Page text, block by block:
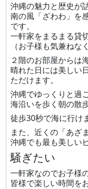
沖縄の魅力と歴史が
南の風「ざわわ」を
です。
一軒家をまるまる貸
（お子様も気兼ねな
２階のお部屋からは
晴れた日には美しい
ただけます。
沖縄でゆっくりと過
海沿いを歩く朝の散
徒歩30秒で海に行け
また、近くの「あざ
沖縄でも最も美しい
騒ぎたい
一軒家なのでお子様
皆様で楽しい時間を